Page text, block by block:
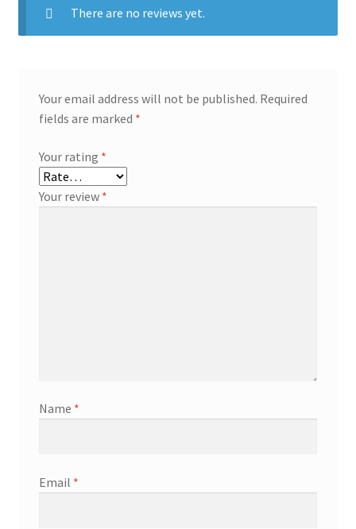
There are no reviews yet.
Your email address will not be published. Required
fields are marked *
Your rating *
Your review *
Name *
Email *